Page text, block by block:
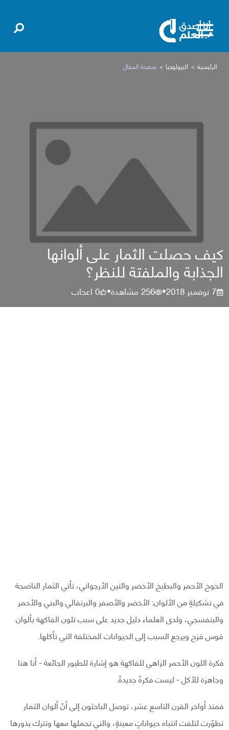
الرئيسية البيولوجيا صفحة المقال
كيف حصلت الثمار على ألوانها
الجذابة والملفتة للنظر؟
7 نوفمبر 2018 •
256مشاهدة•
0اعجاب
الخوخ الأحمر والبطيخ الأخضر والتين الأرجواني، تأتي الثمار الناضجة
في تشكيلةٍ من الألوان: الأخضر والأصفر والبرتقالي والبني والأحمر
والبنفسجي، ولدى العلماء دليل جديد على سبب تلون الفاكهة بألوان
قوس قزح ويرجع السبب إلى الحيوانات المختلفة التي تأكلها.
فكرة اللون الأحمر الزاهي للفاكهة هو إشارة للطيور الجائعة - أنا هنا
وجاهزة للأكل - ليست فكرةً جديدةً.
فمنذ أواخر القرن التاسع عشر، توصل الباحثون إلى أنّ ألوان الثمار
تطوّرت لتلفت انتباه حيواناتٍ معينةٍ، والتي تحملها معها وتترك بذورها